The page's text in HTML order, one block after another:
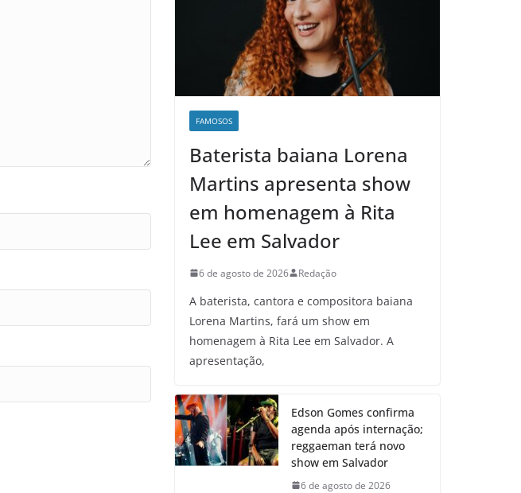
FAMOSOS
Baterista baiana Lorena
Martins apresenta show
em homenagem à Rita
Lee em Salvador
6 de agosto de 2026 Redação
A baterista, cantora e compositora baiana
Lorena Martins, fará um show em
homenagem à Rita Lee em Salvador. A
apresentação,
Edson Gomes confirma
agenda após internação;
reggaeman terá novo
show em Salvador
6 de agosto de 2026